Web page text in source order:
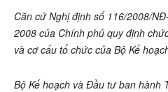
Căn cứ Nghị định số 116/2008/
2008 của Chính phủ quy định
và cơ cấu tổ chức của Bộ Kế
Bộ Kế hoạch và Đầu tư ban hành